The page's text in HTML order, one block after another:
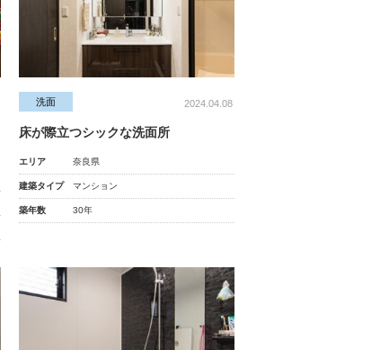
洗面 2024.04.08
床が際立つシックな洗面所
エリア 奈良県
建築タイプ マンション
築年数 30年